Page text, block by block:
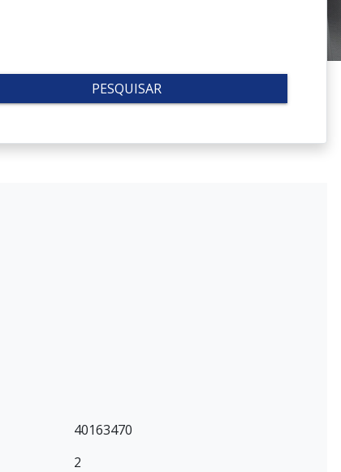
PESQUISAR
40163470
2